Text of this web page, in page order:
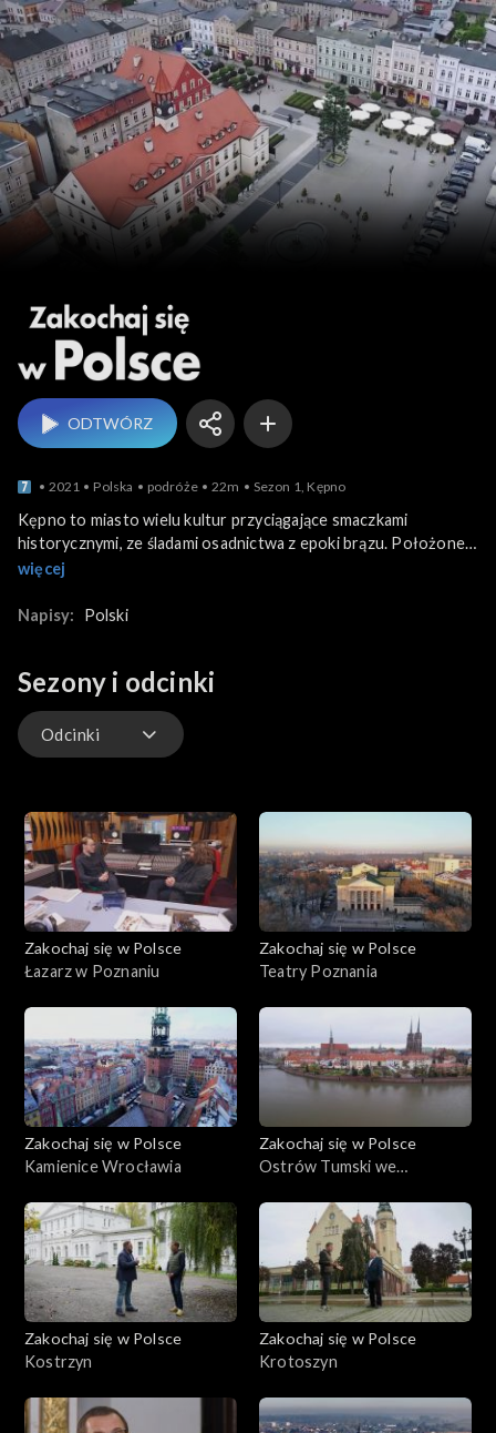
Zakochaj się w Polsce
ODTWÓRZ
2021 Polska podróże 22m Sezon 1, Kępno
Kępno to miasto wielu kultur przyciągające smaczkami
historycznymi, ze śladami osadnictwa z epoki brązu. Położone
jest na styku szlaków komunikacyjnych i szczyci się największym
handel. Układ przestrzenny miasta sięga średniowiecza. Wizyta
jeden sprawnie funkcjonujący organizm. To niewielkie
miasteczko kryje w sobie niesamowity potencjał.
więcej
Napisy: Polski
Sezony i odcinki
Odcinki
Zakochaj się w Polsce
Łazarz w Poznaniu
Zakochaj się w Polsce
Teatry Poznania
Zakochaj się w Polsce
Kamienice Wrocławia
Zakochaj się w Polsce
Ostrów Tumski we
Zakochaj się w Polsce
Kostrzyn
Zakochaj się w Polsce
Krotoszyn